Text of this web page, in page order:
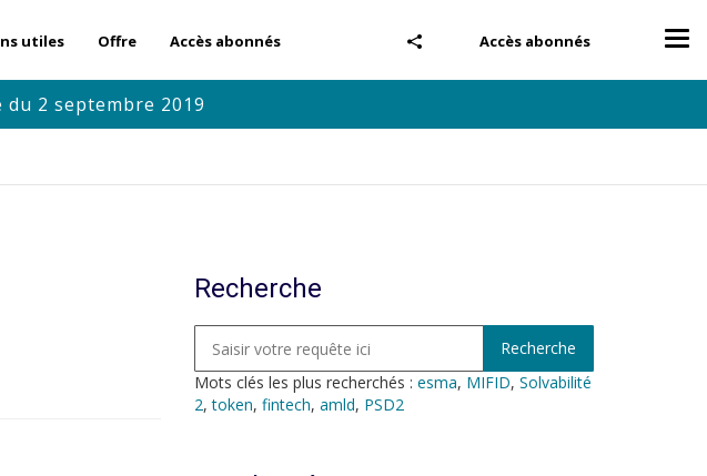
Accès abonnés
utiles Offre Accès abonnés
2 septembre 2019
Recherche
Mots clés les plus recherchés : esma, MIFID, Solvabilité
2,token, fintech, amld, PSD2